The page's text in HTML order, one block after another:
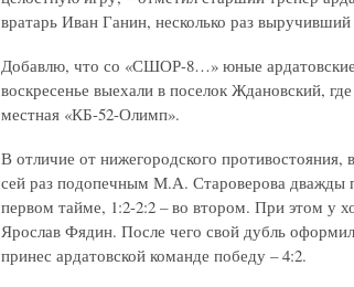
вратарь Иван Ганин, несколько раз
Добавлю, что со «СШОР-8…» юные ардатовские
воскресенье выехали в поселок Ждановский,
местная «КБ-52-Олимп».
В отличие от нижегородского
сей раз подопечным М.А. Староверова дважды
первом тайме, 1:2-2:2 – во втором. При этом у
Ярослав Фядин. После чего свой дубль
принес ардатовской команде победу – 4:2.